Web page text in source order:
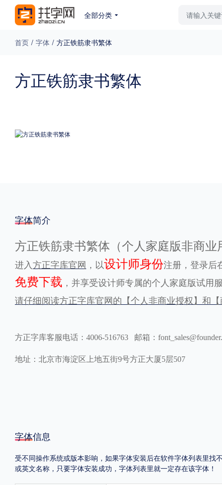
全部分类
免费下载 收费下载 更多
格式
.TTF .OTF
地区
POP字体下载 字库打包下载 海报素材下载
首页 / 字体 / 方正铁筋隶书繁体
方正铁筋隶书繁体
字体简介
方正铁筋隶书繁体（个人家庭版非商
进入 方正字库官网 ，以设计师身份注册，登录后
免费下载 ，并享受设计师专属的个人家庭版试用
请仔细阅读方正字库官网的【个人非商业授权】和
方正字库客服电话：4006-516763 邮箱：
地址：北京市海淀区上地五街9号方正大厦5层507
字体信息
受不同操作系统或版本影响，如果字体安装后在软件字体列表里
或英文名称，只要字体安装成功，字体列表里就一定存在该字体！